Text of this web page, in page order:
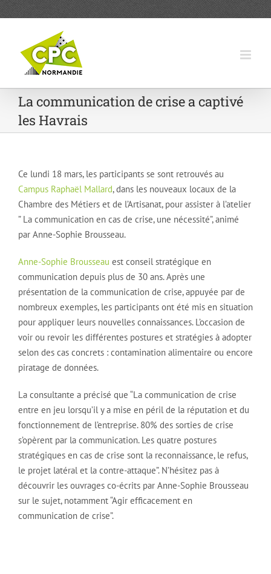
La communication de crise a captivé
les Havrais
Ce lundi 18 mars, les participants se sont retrouvés au
Campus Raphaël Mallard, dans les nouveaux locaux de la
Chambre des Métiers et de l’Artisanat, pour assister à l’atelier
” La communication en cas de crise, une nécessité”, animé
par Anne-Sophie Brousseau.
Anne-Sophie Brousseau est conseil stratégique en
communication depuis plus de 30 ans. Après une
présentation de la communication de crise, appuyée par de
nombreux exemples, les participants ont été mis en situation
pour appliquer leurs nouvelles connaissances. L’occasion de
voir ou revoir les différentes postures et stratégies à adopter
selon des cas concrets : contamination alimentaire ou encore
piratage de données.
La consultante a précisé que “La communication de crise
entre en jeu lorsqu’il y a mise en péril de la réputation et du
fonctionnement de l’entreprise. 80% des sorties de crise
s’opèrent par la communication. Les quatre postures
stratégiques en cas de crise sont la reconnaissance, le refus,
le projet latéral et la contre-attaque”. N’hésitez pas à
découvrir les ouvrages co-écrits par Anne-Sophie Brousseau
sur le sujet, notamment “Agir efficacement en
communication de crise”.